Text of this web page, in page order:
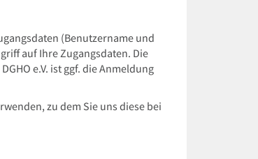
(Benutzername und
auf Ihre Zugangsdaten. Die
e.V. ist ggf. die Anmeldung
zu dem Sie uns diese bei